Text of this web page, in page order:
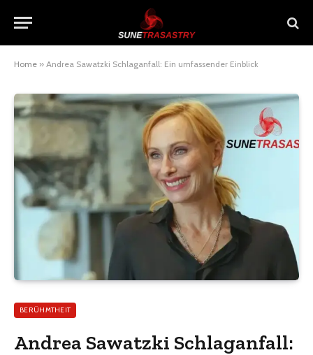
Home » Andrea Sawatzki Schlaganfall: Ein umfassender Einblick
BERÜHMTHEIT
Andrea Sawatzki Schlaganfall: